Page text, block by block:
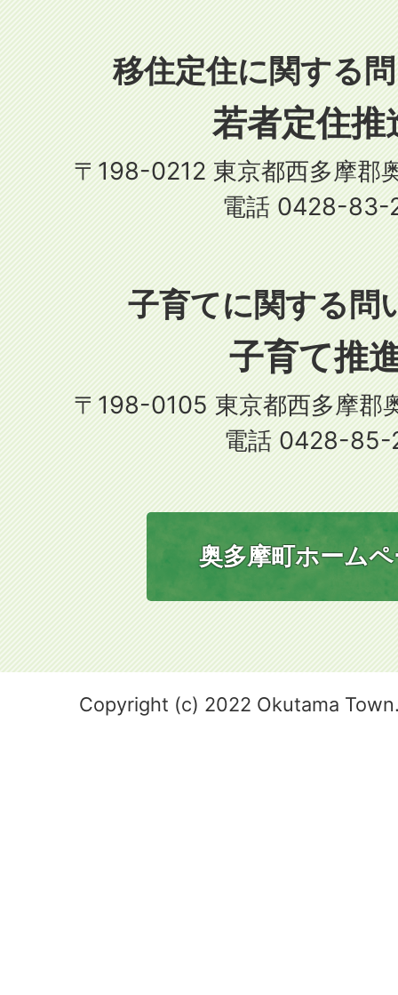
移住定住に関する
若者定住推
〒198-0212 東京都西多摩郡
電話 0428-83-
子育てに関する問
子育て推
〒198-0105 東京都西多摩郡
電話 0428-85-
奥多摩町ホーム
Copyright (c) 2022 Okutama